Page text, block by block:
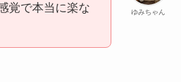
ゆみちゃん
覚で本当に楽な